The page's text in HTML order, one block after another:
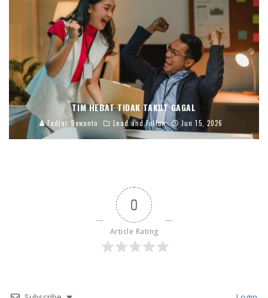
TIM HEBAT TIDAK TAKUT GAGAL
Fadjar Dewanto Lead and Follow Jun 15, 2026
0
Article Rating